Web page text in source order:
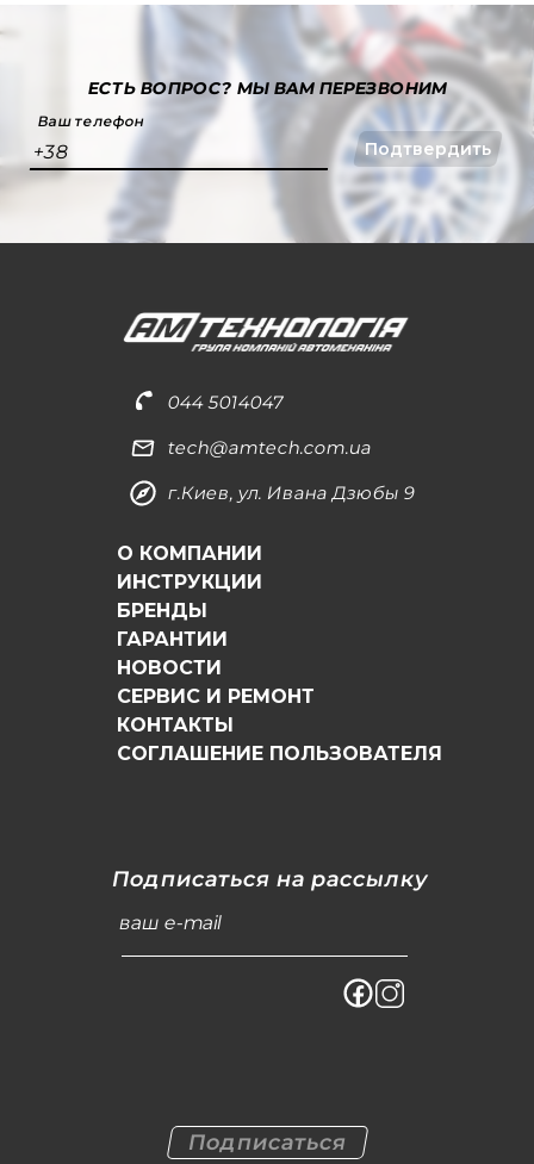
ЕСТЬ ВОПРОС?МЫ ВАМ ПЕРЕЗВОНИМ
Ваш телефон
+38 Подтвердить
044 5014047
tech@amtech.com.ua
г.Киев, ул. Ивана Дзюбы 9
О КОМПАНИИ
ИНСТРУКЦИИ
БРЕНДЫ
ГАРАНТИИ
НОВОСТИ
СЕРВИС И РЕМОНТ
КОНТАКТЫ
СОГЛАШЕНИЕ ПОЛЬЗОВАТЕЛЯ
Подписаться на рассылку
ваш e-mail
Подписаться